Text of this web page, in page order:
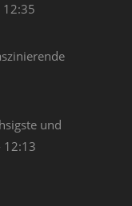
und
12:13